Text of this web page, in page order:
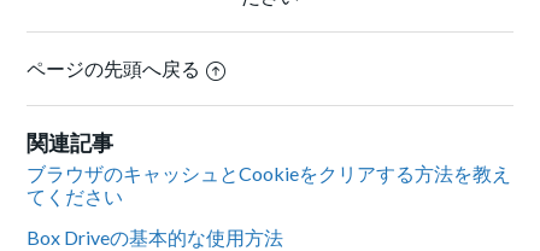
ページの先頭へ戻る
関連記事
ブラウザのキャッシュとCookieをクリアする方法を教え
てください
Box Driveの基本的な使用方法